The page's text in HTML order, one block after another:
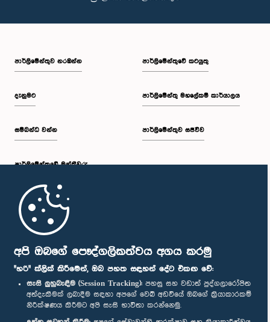
අපි ඔබගේ පෞද්ගලිකත්වය අගය කරමු
"හරි" ක්ලික් කිරීමෙන්, ඔබ පහත සඳහන් දේට එකඟ වේ:
සැසි ලුහුබැඳීම (Session Tracking): පහසු සහ වඩාත් පුද්ගලාරෝපිත
අත්දැකීමක් ලබාදීම සඳහා අපගේ වෙබ් අඩවියේ ඔබගේ ක්‍රියාකාරකම්
නිරීක්ෂණය කිරීමට අපි සැසි භාවිතා කරන්නෙමු.
පාර්ලි‌මේන්තුව නරඹන්න
දැනුමට
සම්බන්ධ වන්න
පාර්ලි‌මේන්තුවේ මන්ත්‍රීවරු
මුල් පිටුව
පාර්ලිමේන්තුවේ කටයුතු
පාර්ලිමේන්තු මහලේකම් කාර්යාලය
පාර්ලිමේන්තුව සජීවීව
පාර්ලිමේන්තු ජංගම යෙදුම
අප හා සම්බන්ධ වී සිටින්න :